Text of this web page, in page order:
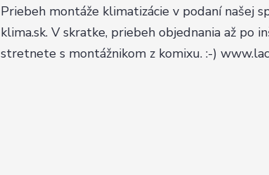
Priebeh montáže klimatizácie v podaní našej
klima.sk. V skratke, priebeh objednania až po
stretnete s montážnikom z komixu. :-)